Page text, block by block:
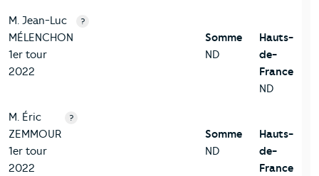
M. Jean-Luc
MÉLENCHON
1er tour
2022
?
Somme
ND
Hauts-
de-
France
ND
M. Éric
ZEMMOUR
1er tour
2022
?
Somme
ND
Hauts-
de-
France